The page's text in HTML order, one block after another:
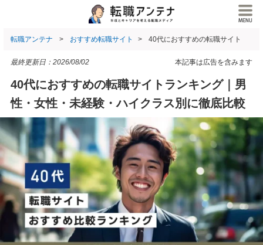
転職アンテナ おすすめ転職サイト 40代におすすめの転職サイト
本記事は広告を含みます
最終更新日： 2026/08/02
40代におすすめの転職サイトランキング｜男
性・女性・未経験・ハイクラス別に徹底比較